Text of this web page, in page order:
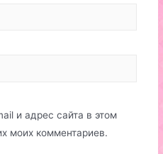
и адрес сайта в этом
моих комментариев.